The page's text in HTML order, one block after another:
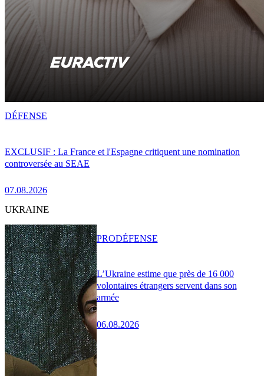
EXCLUSIF : La France et l'Espagne critiquent une nomination
controversée au SEAE
07.08.2026
DÉFENSE
UKRAINE
L’Ukraine estime que près de 16 000
volontaires étrangers servent dans son
armée
06.08.2026
PRODÉFENSE